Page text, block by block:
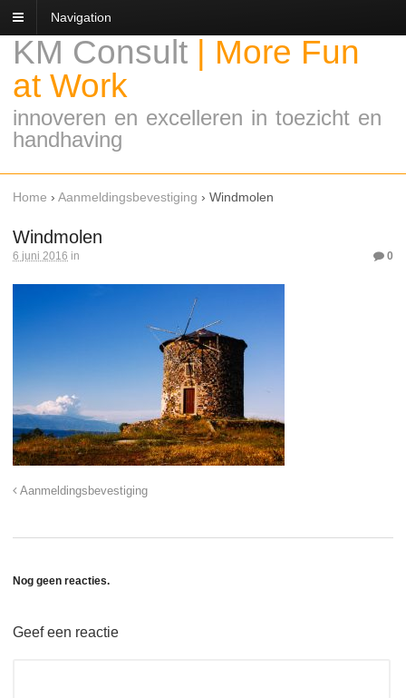
Navigation
KM Consult
More Fun
at Work
innoveren en excelleren in toezicht en
handhaving
Home › Aanmeldingsbevestiging › Windmolen
Windmolen
6 juni 2016 in 0
Aanmeldingsbevestiging
Nog geen reacties.
Geef een reactie